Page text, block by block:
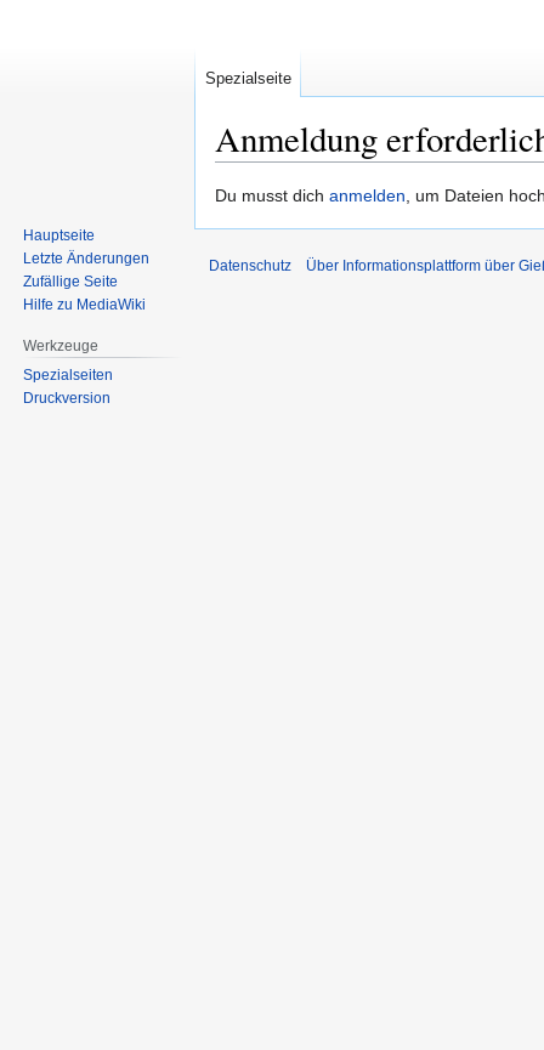
Anmeldung
Zur
Zur
Du musst dich anmelden, um Dateien
Spezialseite
Hauptseite
Letzte Änderungen
Zufällige Seite
Hilfe zu MediaWiki
Werkzeuge
Spezialseiten
Druckversion
Datenschutz Über Informationsplattform über